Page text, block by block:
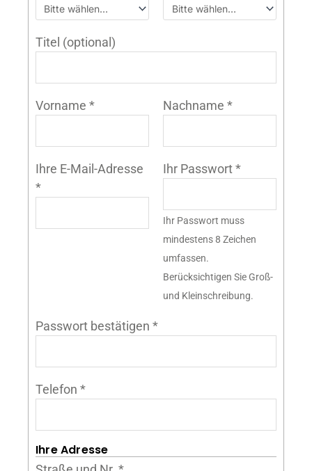
Titel (optional)
Vorname * Nachname*
Ihre E-Mail-Adresse
*
Ihr Passwort*
Ihr Passwort muss
mindestens 8 Zeichen
umfassen.
Berücksichtigen Sie Groß-
und Kleinschreibung.
Passwort bestätigen *
Telefon *
Ihre Adresse